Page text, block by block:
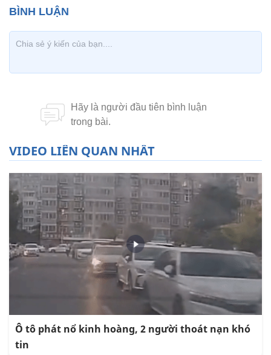
VIDEO LIÊN QUAN NHẤT
Ô tô phát nổ kinh hoàng, 2 người thoát nạn khó
tin